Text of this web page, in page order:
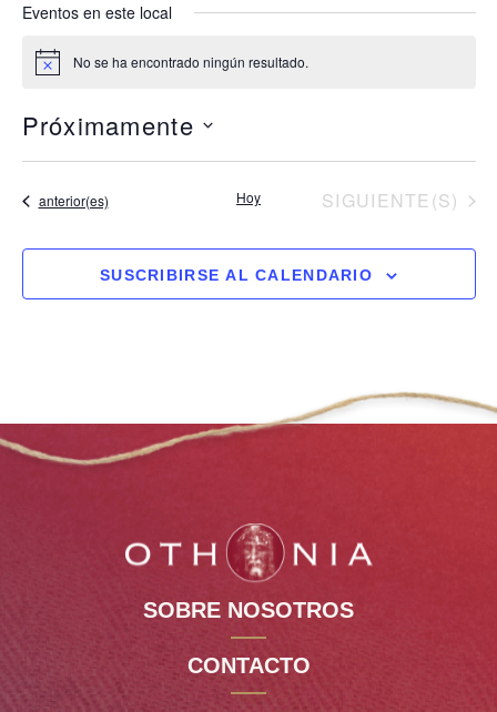
Eventos en este local
Aviso No se ha encontrado ningún resultado.
Próximamente
fecha.
Eventos
anterior(es) Hoy EVENTOS
SIGUIENTE(S)
SUSCRIBIRSE AL CALENDARIO
SOBRE NOSOTROS
CONTACTO